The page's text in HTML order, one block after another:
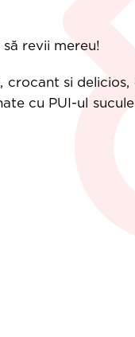
revii mereu!
si
cu PUI-ul